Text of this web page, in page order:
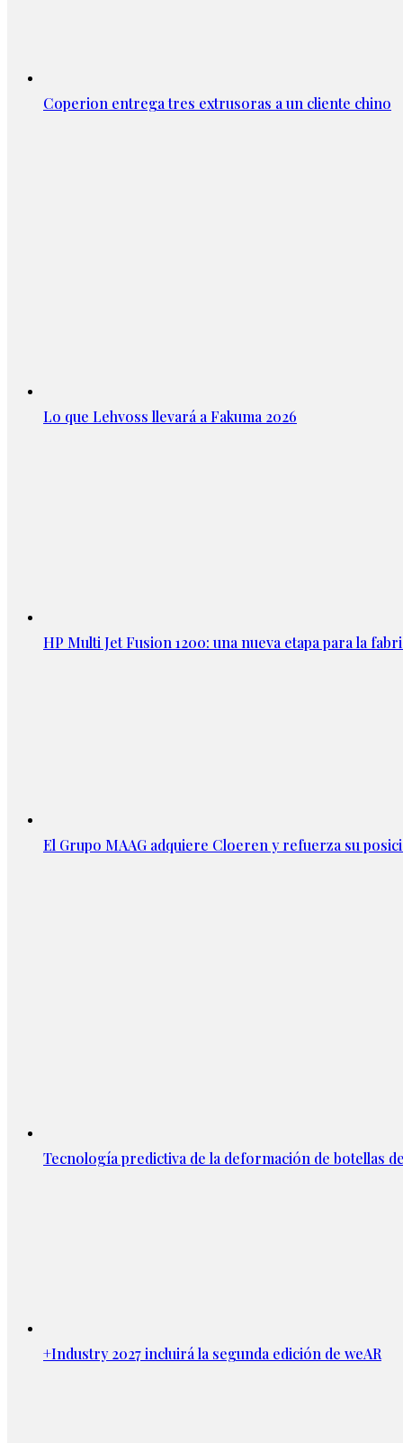
Coperion entrega tres extrusoras a un cliente chino
Lo que Lehvoss llevará a Fakuma 2026
HP Multi Jet Fusion 1200: una nueva etapa para la
El Grupo MAAG adquiere Cloeren y refuerza su
Tecnología predictiva de la deformación de botellas
+Industry 2027 incluirá la segunda edición de weAR